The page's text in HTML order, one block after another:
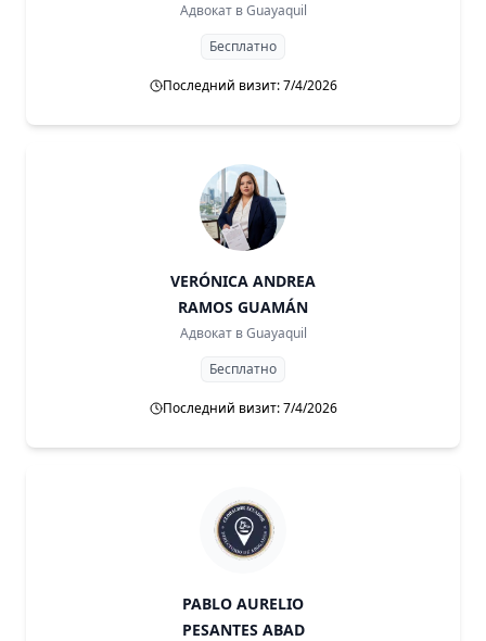
Адвокат в Guayaquil
Бесплатно
Последний визит: 7/4/2026
VERÓNICA ANDREA
RAMOS GUAMÁN
Адвокат в Guayaquil
Бесплатно
Последний визит: 7/4/2026
PABLO AURELIO
PESANTES ABAD